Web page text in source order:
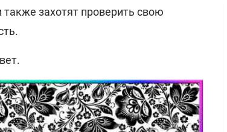
захотят проверить свою